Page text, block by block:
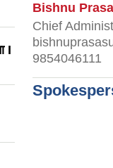
I
Bishnu
Chief
9854046111